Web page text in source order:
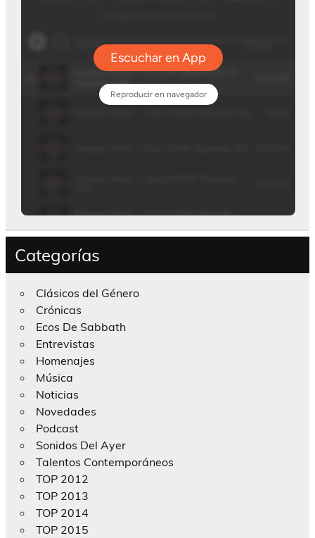
Categorías
Clásicos del Género
Crónicas
Ecos De Sabbath
Entrevistas
Homenajes
Música
Noticias
Novedades
Podcast
Sonidos Del Ayer
Talentos Contemporáneos
TOP 2012
TOP 2013
TOP 2014
TOP 2015